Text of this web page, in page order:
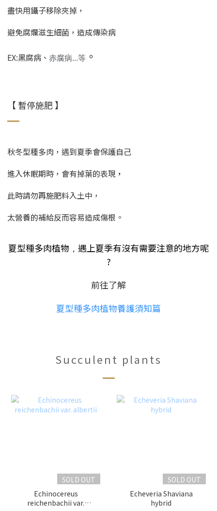
盡快用鑷子移除夾掉，
避免腐爛滋生細菌，造成傳染病
EX:黑腐病、 赤腐病...等 。
【 暫停施肥 】
秋冬型種多肉，遇到夏季會保護自己
進入休眠期時，會有掉葉的表現 ，
此時請勿再施肥料入土中，
太營養的補給反而容易造成傷根。
夏型種多肉植物 ， 遇上夏季有沒有需要注意的地方呢
?
前往了解
夏型種多肉植物養護須知篇
Succulent plants
SOLD OUT
Echinocereus
reichenbachii var.
SOLD OUT
Echeveria Shaviana
hybrid